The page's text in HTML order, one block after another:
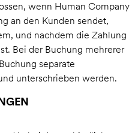
wenn Human Company
an den Kunden sendet,
und nachdem die Zahlung
Bei der Buchung mehrerer
separate
unterschrieben werden.